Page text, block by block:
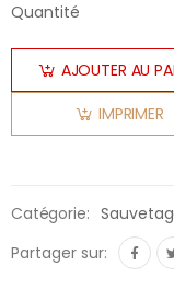
Quantité
AJOUTER AU
IMPRIMER
Catégorie:
Partager sur: